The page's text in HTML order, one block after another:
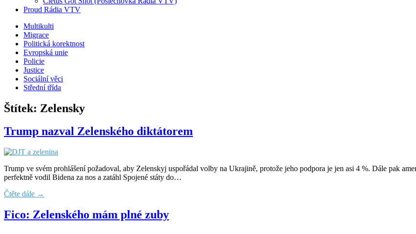
Proud Rádia VTV
Sub
menu
Multikulti
Migrace
Politická korektnost
Evropská unie
Policie
Justice
Sociální věci
Střední třída
Štítek: Zelensky
Trump nazval Zelenského diktátorem
Trump ve svém prohlášení požadoval, aby Zelenskyj uspořádal volby na Ukrajině, protože jeho podpora je jen asi 4 %. Dále pak
perfektně vodil Bidena za nos a zatáhl Spojené státy do…
Čtěte dále →
Fico: Zelenského mám plné zuby